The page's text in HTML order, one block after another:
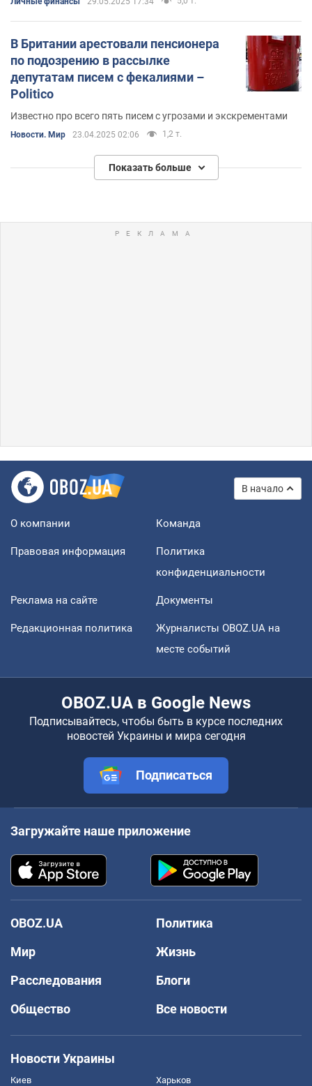
В Британии арестовали пенсионера
по подозрению в рассылке
депутатам писем с фекалиями –
Politico
Известно про всего пять писем с угрозами и экскрементами
Новости. Мир 23.04.2025 02:06 1,2 т.
Показать больше
В начало
О компании Команда
Правовая информация
Политика
конфиденциальности
Реклама на сайте Документы
Редакционная политика
Журналисты OBOZ.UA на
месте событий
OBOZ.UA в Google News
Подписывайтесь, чтобы быть в курсе последних
новостей Украины и мира сегодня
Подписаться
Загружайте наше приложение
OBOZ.UA
Политика
Мир
Жизнь
Расследования
Блоги
Общество
Все новости
Новости Украины
Киев Харьков